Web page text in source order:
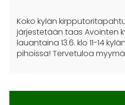
Koko kylän
järjestetään taas Avointen
lauantaina 13.6. klo 11-14
pihoissa! Tervetuloa